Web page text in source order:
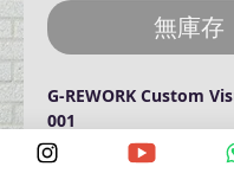
無庫存
G-REWORK Custom
001